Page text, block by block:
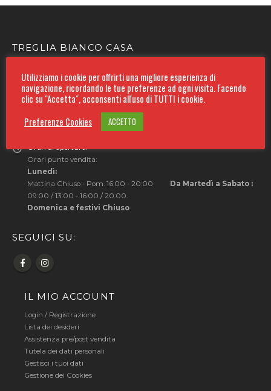
TREGLIA BIANCO CASA
Via E.Filiberto 5,7 - 04023 Formia (LT)
Telefono:
Deposito: 0771.208911
Orari di apertura:
Orari punto vendita:
Lunedì:
Mattina Chiuso - Pom. 16:00 - 20:00
Da Martedì a Sabato :
09:00 / 13:00 - 16:00 / 20:00.
Domenica e festivi Chiuso
SEGUICI SU:
IL MIO ACCOUNT
Login / Registrazione
Lista dei desideri
Assistenza pre/post vendita
Tutela dei dati personali
Gestisci i tuoi dati
Gestione dei Cookies
Utilizziamo i cookie per offrirti una migliore esperienza di
navigazione, ricordando le tue preferenze ad ogni visita. Facendo
clic su "Accetta", acconsenti all'uso di TUTTI i cookie.
Preferenze Cookies
ACCETTO